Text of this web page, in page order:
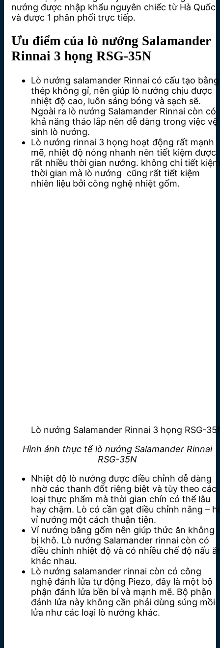
nướng được nhập khẩu nguyên chiếc từ Hà Quốc
và được 1 phân phối trực tiếp.
Ưu điểm của lò nướng Salamander
Rinnai 3 họng RSG-35N
Lò nướng salamander Rinnai có cấu tạo bằng
thép không gỉ, nên giúp lò nướng chịu được
nhiệt độ cao, luôn sáng bóng và sạch sẽ.
Ngoài ra lò nướng Salamander Rinnai còn có
khả năng tháo lắp nên dễ dàng trong việc vệ
sinh lò nướng.
Lò nướng rinnai 3 họng hoạt động rất mạnh
mẽ, nhiệt độ nóng nhanh nên tiết kiệm được
rất nhiều thời gian nướng. không chỉ tiết kiệm
thời gian mà lò nướng cũng rất tiết kiệm
nhiên liệu bởi công nghệ nhiệt gốm.
Lò nướng Salamander Rinnai 3 họng RSG-
Hình ảnh thực tế lò nướng Salamander Rinnai
RSG-35N
Nhiệt độ lò nướng được điều chỉnh dễ dàng
nhờ các thanh đốt riêng biệt và tùy theo các
loại thực phẩm mà thời gian chín có thể lâu
hay chậm. Lò có cần gạt điều chỉnh nâng –
vỉ nướng một cách thuận tiện.
Vỉ nướng bằng gốm nên giúp thức ăn không
bị khô. Lò nướng Salamander rinnai còn có
điều chỉnh nhiệt độ và có nhiều chế độ nấu
khác nhau.
Lò nướng salamander rinnai còn có công
nghệ đánh lửa tự động Piezo, đây là một bộ
phận đánh lửa bền bỉ và mạnh mẽ. Bộ phận
đánh lửa này không cần phải dùng súng mồi
lửa như các loại lò nướng khác.